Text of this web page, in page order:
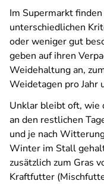
Im Supermarkt
unterschiedlichen
oder weniger gut
geben auf ihren
Weidehaltung an,
Weidetagen pro Jahr
Unklar bleibt oft, wie
an den restlichen
und je nach
Winter im Stall
zusätzlich zum Gras
Kraftfutter